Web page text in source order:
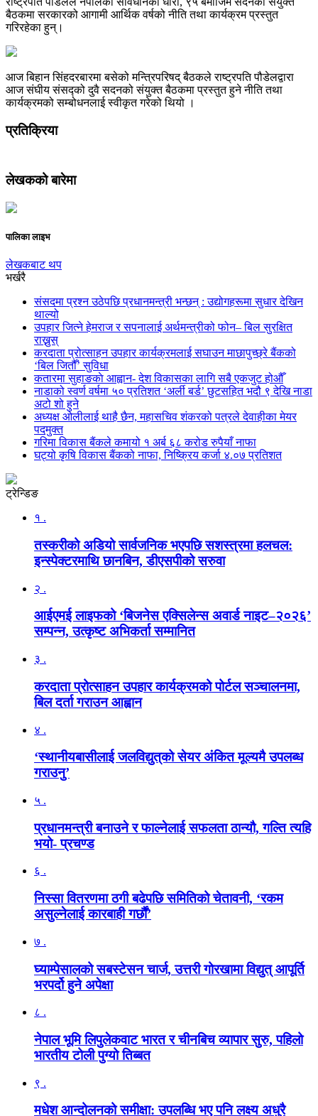
बैठकमा सरकारको आगामी आर्थिक वर्षको नीति तथा कार्यक्रम प्रस्तुत
गरिरहेका हुन्।
आज बिहान सिंहदरबारमा बसेको मन्त्रिपरिषद् बैठकले राष्ट्रपति पौडेलद्वारा
आज संघीय संसद्को दुवै सदनको संयुक्त बैठकमा प्रस्तुत हुने नीति तथा
कार्यक्रमको सम्बोधनलाई स्वीकृत गरेको थियो ।
प्रतिक्रिया
लेखकको बारेमा
पालिका लाइभ
लेखकबाट थप
भर्खरै
संसदमा प्रश्न उठेपछि प्रधानमन्त्री भन्छन् : उद्योगहरूमा सुधार देखिन
थाल्यो
उपहार जित्ने हेमराज र सपनालाई अर्थमन्त्रीको फोन– बिल सुरक्षित
राख्नुस्
करदाता प्रोत्साहन उपहार कार्यक्रमलाई सघाउन माछापुच्छ्रे बैंकको
‘बिल जितौँ’ सुविधा
कतारमा सुहाङकाे आह्वान- देश विकासका लागि सबै एकजुट होऔँ
नाडाको स्वर्ण वर्षमा ५० प्रतिशत ‘अर्ली बर्ड’ छुटसहित भदौ ९ देखि नाडा
अटो शो हुने
अध्यक्ष ओलीलाई थाहै छैन, महासचिव शंकरको पत्रले देवाहीका मेयर
पदमुक्त
गरिमा विकास बैंकले कमायो १ अर्ब ६८ करोड रुपैयाँ नाफा
घट्यो कृषि विकास बैंकको नाफा, निष्क्रिय कर्जा ४.०७ प्रतिशत
ट्रेन्डिङ
१ .
तस्करीको अडियो सार्वजनिक भएपछि सशस्त्रमा हलचल:
इन्स्पेक्टरमाथि छानबिन, डीएसपीको सरुवा
२ .
आईएमई लाइफको ‘बिजनेस एक्सिलेन्स अवार्ड नाइट–२०२६’
सम्पन्न, उत्कृष्ट अभिकर्ता सम्मानित
३ .
करदाता प्रोत्साहन उपहार कार्यक्रमको पोर्टल सञ्चालनमा,
बिल दर्ता गराउन आह्वान
४ .
‘स्थानीयबासीलाई जलविद्युत्‌को सेयर अंकित मूल्यमै उपलब्ध
गराउनु’
५ .
प्रधानमन्त्री बनाउने र फाल्नेलाई सफलता ठान्यौ, गल्ति त्यहि
भयो- प्रचण्ड
६ .
निस्सा वितरणमा ठगी बढेपछि समितिको चेतावनी, ‘रकम
असुल्नेलाई कारबाही गर्छाैं’
७ .
घ्याम्पेसालको सबस्टेसन चार्ज, उत्तरी गोरखामा विद्युत् आपूर्ति
भरपर्दो हुने अपेक्षा
८ .
नेपाल भूमि लिपुलेकवाट भारत र चीनबिच व्यापार सुरु, पहिलो
भारतीय टोली पुग्यो तिब्बत
९ .
मधेश आन्दोलनको समीक्षा: उपलब्धि भए पनि लक्ष्य अधुरै